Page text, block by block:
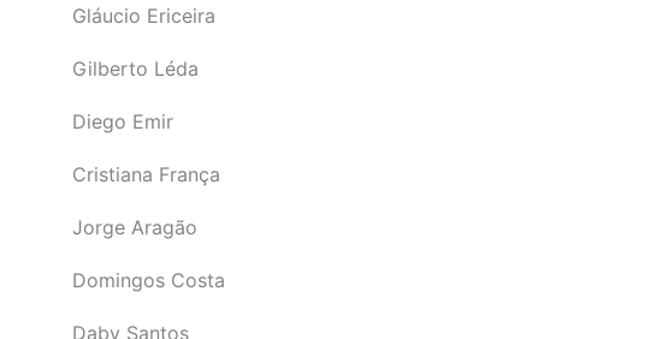
Gláucio Ericeira
Gilberto Léda
Diego Emir
Cristiana França
Jorge Aragão
Domingos Costa
Daby Santos